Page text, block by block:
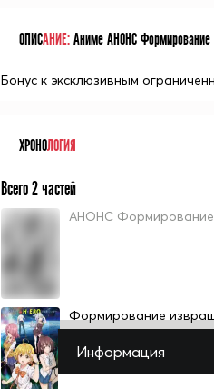
ОПИСАНИЕ:Аниме АНОНС Формирование
Бонус к эксклюзивным
ХРОНОЛОГИЯ
Всего 2 частей
АНОНС Формирование
Формирование
Информация